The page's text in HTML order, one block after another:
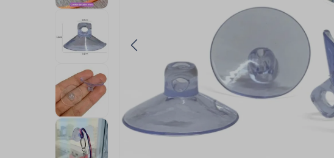
passamanaria